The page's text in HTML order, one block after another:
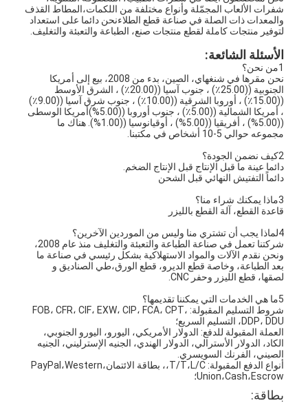
قطع الصلب القاعدة
يموت قطع المواد الاستهلاكية
يموت قطع المعدات
آلة السيارات بندر
صناعيّ يرقّق آلة
كتاب يجعل آلة
آليّ تعليب آلة
وظيفة الصحافة المعدات
قبل معدات الصحافة
مستهلكات أخرى
شفرات الألعاب المجمّلة وأنواع مختلفة من اللكمات،المطاط القذف
والمعدات ذات الصلة في صناعة قطع الطلاءنحن دائما على استعداد
لتوفير منتجات كاملة لقطع منتجات صنع، الطباعة والتعبئة والتغليف.
الأسئلة الشائعة:
1من نحن؟
نحن مقرها في شنغهاي، الصين، بدء من 2008، بيع إلى أمريكا
الجنوبية ((25.00٪) ، جنوب آسيا ((20.00٪) ، الشرق الأوسط
((15.00٪) ، أوروبا الشرقية ((10.00٪) ، جنوب شرق آسيا ((9.00٪)
، أمريكا الشمالية ((5.00٪) ، جنوب أوروبا ((5.00%)أمريكا الوسطى
((5.00%) ، أفريقيا ((5.00%) ، أوقيانوسيا ((1.00%). هناك ما
مجموعه حوالي 5-10 أشخاص في مكتبنا.
2كيف نضمن الجودة؟
دائما عينة ما قبل الإنتاج قبل الإنتاج الضخم.
دائماً التفتيش النهائي قبل الشحن
3ماذا يمكنك شراء منا؟
قاعدة القطع، آلة القطع بالليزر
4لماذا يجب أن تشتري منا وليس من الموردين الآخرين؟
شركتنا تعمل في صناعة الطباعة والتعبئة والتغليف منذ عام 2008،
ونحن نقدم الآلات والمواد الاستهلاكية بشكل رئيسي في صناعة ما
بعد الطباعة، وخاصة قطع الديرو، قطع الورق،طي الصناديق و
لصقها، قطع الليزر وحفر CNC.
5ما هي الخدمات التي يمكننا تقديمها؟
شروط التسليم المقبولة: FOB، CFR، CIF، EXW، CIP، FCA، CPT،
DDP، DDU، التسليم السريع؛
العملة المقبولة للدفع: الدولار الأمريكي، اليورو، اليورو الجنوبي،
الكاد، الدولار الأسترالي، الدولار الهندي، الجنيه الإسترليني، الجنيه
الصيني، الفرنك السويسري.
أنواع الدفع المقبولة: T/T،L/C،، بطاقة الائتمان،PayPal،Western
Union،Cash،Escrow؛
بطاقة: